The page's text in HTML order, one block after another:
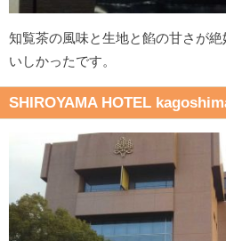
知覧茶の風味と生地と餡の甘さが
いしかったです。
SHIROYAMA HOTEL